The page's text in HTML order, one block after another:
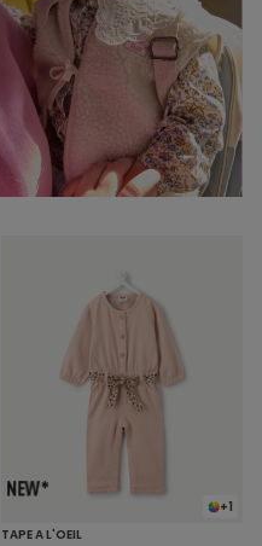
+1
TAPE A L'OEIL